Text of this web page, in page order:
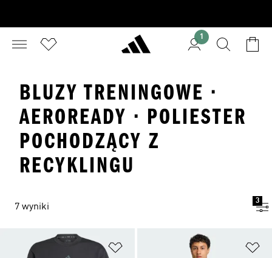
1
BLUZY TRENINGOWE ·
AEROREADY · POLIESTER
POCHODZĄCY Z
RECYKLINGU
7 wyniki
3
Dodaj do listy życzeń